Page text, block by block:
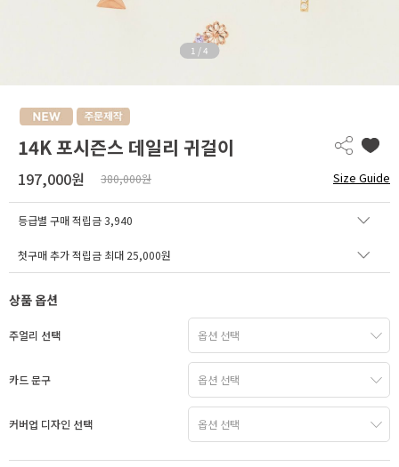
1 /4
14K 포시즌스 데일리 귀걸이
197,000원 380,000원 Size Guide
등급별 구매 적립금3,940
첫구매 추가 적립금 최대 25,000원
상품 옵션
주얼리 선택
카드 문구
커버업 디자인 선택